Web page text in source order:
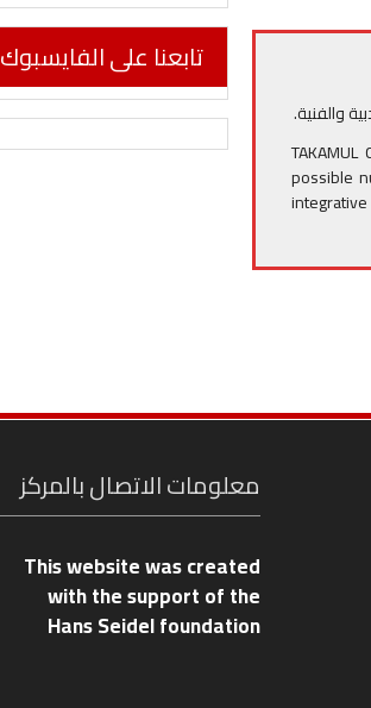
والفنية.
possible
تابعنا على الفايسبوك
معلومات الاتصال بالمركز
This website was created
with the support of the
Hans Seidel foundation